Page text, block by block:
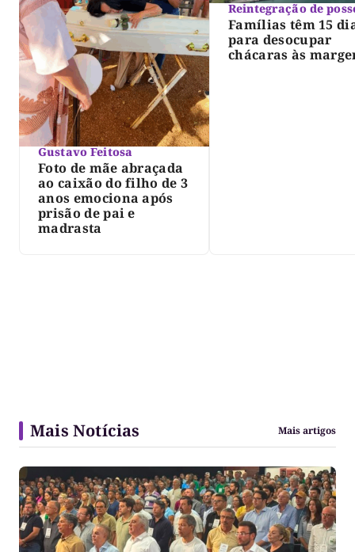
Gustavo Feitosa
Foto de mãe abraçada
ao caixão do filho de 3
anos emociona após
prisão de pai e
madrasta
Reintegração de
Famílias têm 15
para desocupar
chácaras às
Mais Notícias Mais artigos